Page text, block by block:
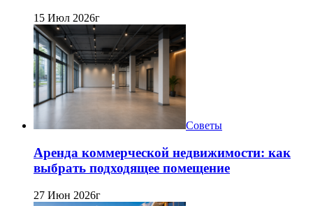
15 Июл 2026г
Советы
Аренда коммерческой недвижимости: как
выбрать подходящее помещение
27 Июн 2026г